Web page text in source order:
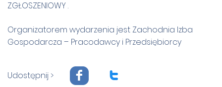
ZGŁOSZENIOWY.
Organizatorem wydarzenia jest Zachodnia Izba
Gospodarcza – Pracodawcy i Przedsiębiorcy
Udostępnij > F T